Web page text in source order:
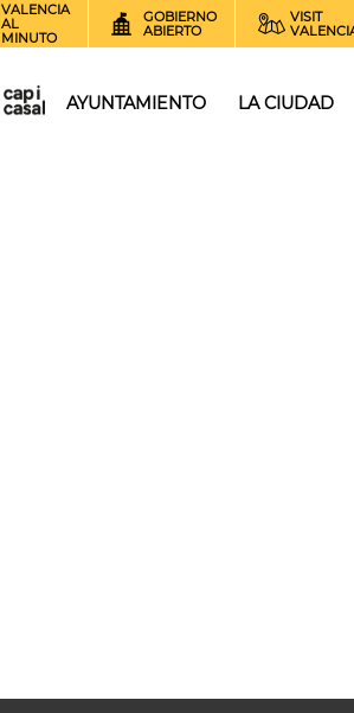
VALENCIA
AL
MINUTO
GOBIERNO
ABIERTO
VISIT
AYUNTAMIENTO LA CIUDAD